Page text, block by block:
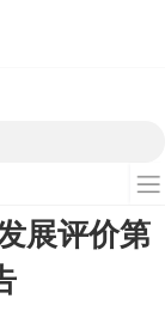
展评价第